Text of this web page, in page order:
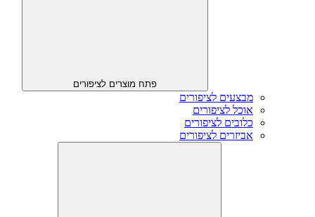
פתח מוצרים לציפורים
מבצעים לציפורים
אוכל לציפורים
כלובים לציפורים
אביזרים לציפורים